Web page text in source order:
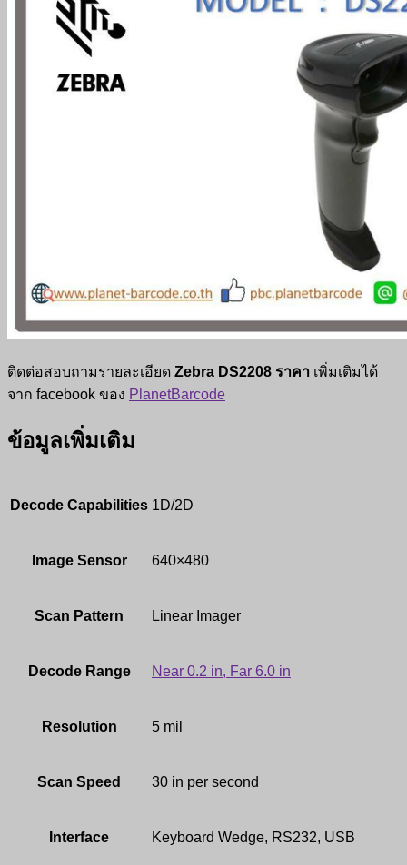
ติดต่อสอบถามรายละเอียด Zebra DS2208 ราคา เพิ่มเติมได้
จาก facebook ของ PlanetBarcode
ข้อมูลเพิ่มเติม
Decode Capabilities 1D/2D
Image Sensor 640×480
Scan Pattern Linear Imager
Decode Range Near 0.2 in, Far 6.0 in
Resolution 5 mil
Scan Speed 30 in per second
Interface Keyboard Wedge, RS232, USB